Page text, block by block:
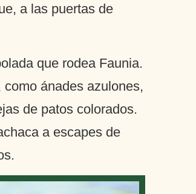
a las puertas de
que rodea Faunia.
ánades azulones,
de patos colorados.
a escapes de